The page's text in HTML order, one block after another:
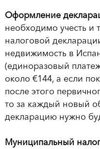
Оформление
необходимо учесть
налоговой
недвижимость в
(единоразовый
около €144, а если
после этого
то за каждый новый
декларацию нужно
Муниципальный